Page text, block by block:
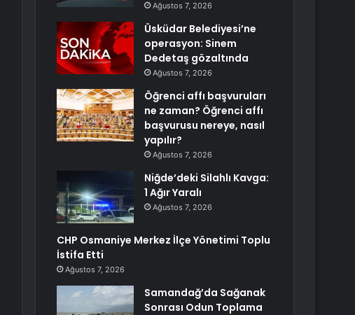
Ağustos 7, 2026
Üsküdar Belediyesi’ne
operasyon: Sinem
Dedetaş gözaltında
Ağustos 7, 2026
Öğrenci affı başvuruları
ne zaman? Öğrenci affı
başvurusu nereye, nasıl
yapılır?
Ağustos 7, 2026
Niğde’deki Silahlı Kavga:
1 Ağır Yaralı
Ağustos 7, 2026
CHP Osmaniye Merkez İlçe Yönetimi Toplu
İstifa Etti
Ağustos 7, 2026
Samandağ’da Sağanak
Sonrası Odun Toplama